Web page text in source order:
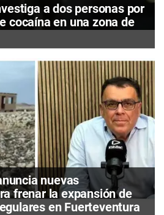
a dos personas por
cocaína en una zona de
nuevas
frenar la expansión de
en Fuerteventura